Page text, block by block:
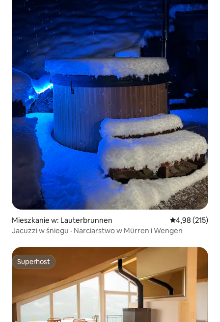
Mieszkanie w: Lauterbrunnen Średnia
4,98 (215)
Jacuzzi w śniegu · Narciarstwo w Mürren i Wengen
Superhost
Superhost